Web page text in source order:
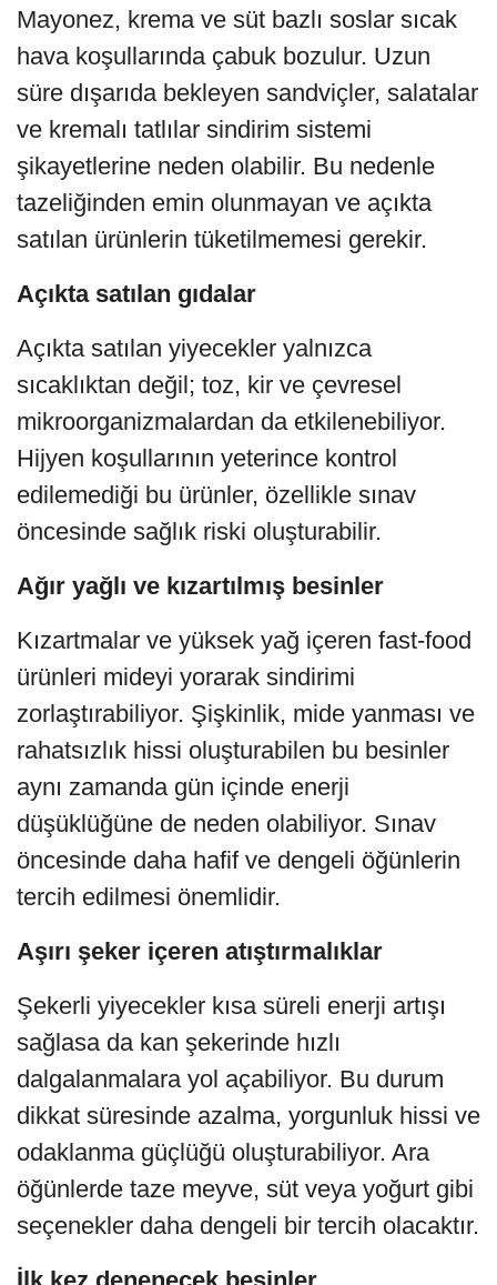
Mayonez, krema ve süt bazlı soslar sıcak
hava koşullarında çabuk bozulur. Uzun
süre dışarıda bekleyen sandviçler, salatalar
ve kremalı tatlılar sindirim sistemi
şikayetlerine neden olabilir. Bu nedenle
tazeliğinden emin olunmayan ve açıkta
satılan ürünlerin tüketilmemesi gerekir.
Açıkta satılan gıdalar
Açıkta satılan yiyecekler yalnızca
sıcaklıktan değil; toz, kir ve çevresel
mikroorganizmalardan da etkilenebiliyor.
Hijyen koşullarının yeterince kontrol
edilemediği bu ürünler, özellikle sınav
öncesinde sağlık riski oluşturabilir.
Ağır yağlı ve kızartılmış besinler
Kızartmalar ve yüksek yağ içeren fast-food
ürünleri mideyi yorarak sindirimi
zorlaştırabiliyor. Şişkinlik, mide yanması ve
rahatsızlık hissi oluşturabilen bu besinler
aynı zamanda gün içinde enerji
düşüklüğüne de neden olabiliyor. Sınav
öncesinde daha hafif ve dengeli öğünlerin
tercih edilmesi önemlidir.
Aşırı şeker içeren atıştırmalıklar
Şekerli yiyecekler kısa süreli enerji artışı
sağlasa da kan şekerinde hızlı
dalgalanmalara yol açabiliyor. Bu durum
dikkat süresinde azalma, yorgunluk hissi ve
odaklanma güçlüğü oluşturabiliyor. Ara
öğünlerde taze meyve, süt veya yoğurt gibi
seçenekler daha dengeli bir tercih olacaktır.